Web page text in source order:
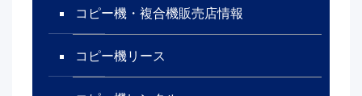
コピー機・複合機販売店情報
コピー機リース